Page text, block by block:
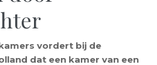
vordert bij de
dat een kamer van een